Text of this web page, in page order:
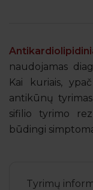
naudojamas
Kai kuriais,
antikūnų
sifilio tyrimo
būdingi
Tyrimų